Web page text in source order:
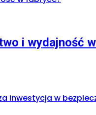
i wydajność